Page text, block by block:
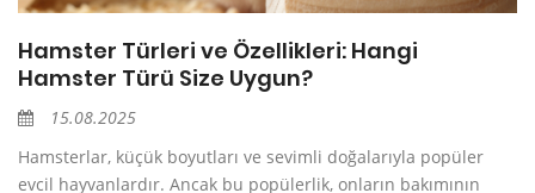
Hamster Türleri ve Özellikleri: Hangi
Hamster Türü Size Uygun?
15.08.2025
Hamsterlar, küçük boyutları ve sevimli doğalarıyla popüler
evcil hayvanlardır. Ancak bu popülerlik, onların bakımının